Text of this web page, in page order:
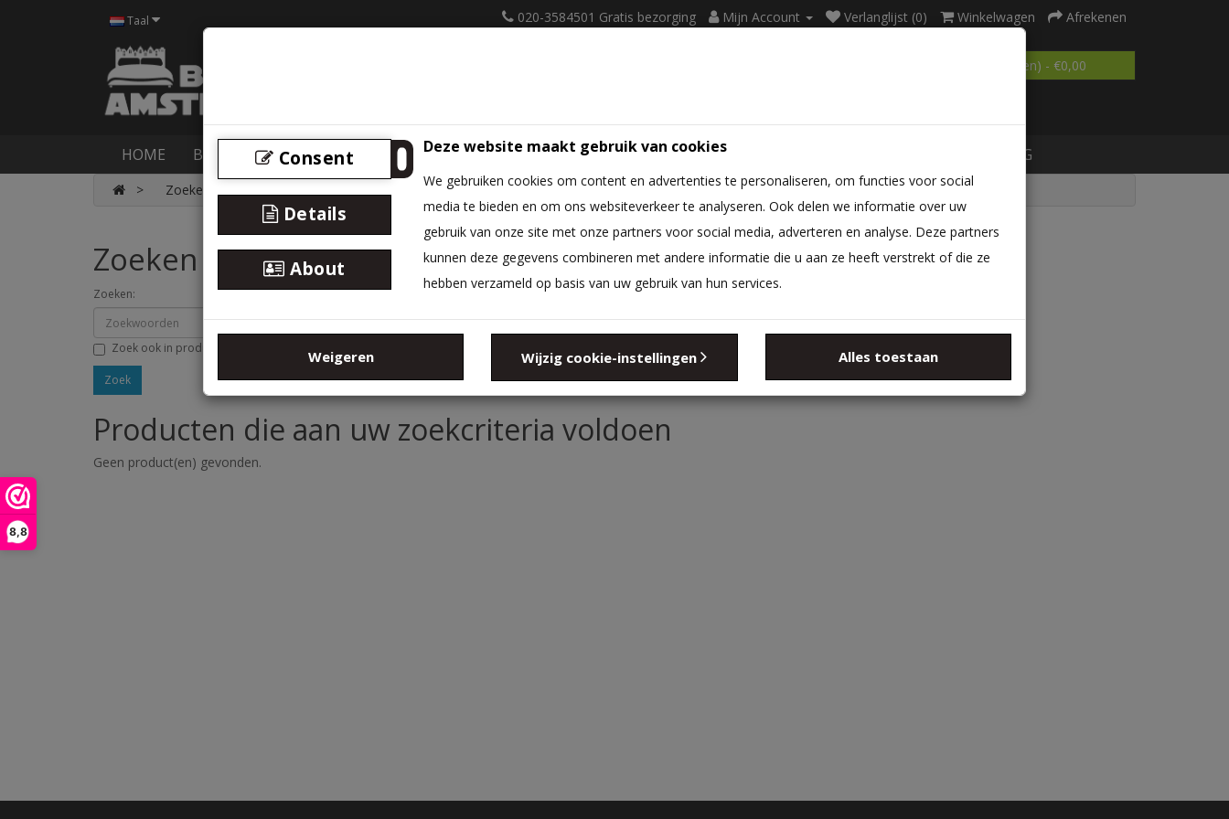
8,8
Taal 020-3584501 Gratis bezorging Mijn Account Verlanglijst (0) Winkelwagen Afrekenen
0 product(en) - €0,00
HOME BOXSPRINGS BEDDEN MATRASSEN BEDBODEM BEDTEXTIEL BLOG
Zoeken
Zoeken
Zoeken:
Zoeken in sub-categorieën
Zoek ook in productomschrijving
Producten die aan uw zoekcriteria voldoen
Geen product(en) gevonden.
Consent
Details
About
Deze website maakt gebruik van cookies
We gebruiken cookies om content en advertenties te personaliseren, om functies voor social
media te bieden en om ons websiteverkeer te analyseren. Ook delen we informatie over uw
gebruik van onze site met onze partners voor social media, adverteren en analyse. Deze partners
kunnen deze gegevens combineren met andere informatie die u aan ze heeft verstrekt of die ze
hebben verzameld op basis van uw gebruik van hun services.
Weigeren Wijzig cookie-instellingen Alles toestaan